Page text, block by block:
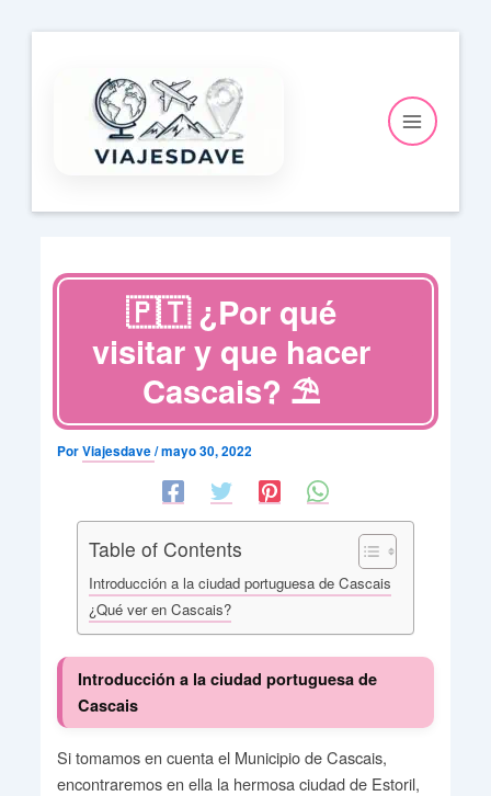
contenido
🇵🇹 ¿Por qué
visitar y que hacer
Cascais? ⛱️
PorViajesdave/mayo 30, 2022
Table of Contents
Introducción a la ciudad portuguesa de Cascais
¿Qué ver en Cascais?
Introducción a la ciudad portuguesa de
Cascais
Si tomamos en cuenta el Municipio de Cascais,
encontraremos en ella la hermosa ciudad de Estoril,